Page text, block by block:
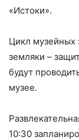
«Истоки».
Цикл музейных
земляки –
будут
музее.
10:30